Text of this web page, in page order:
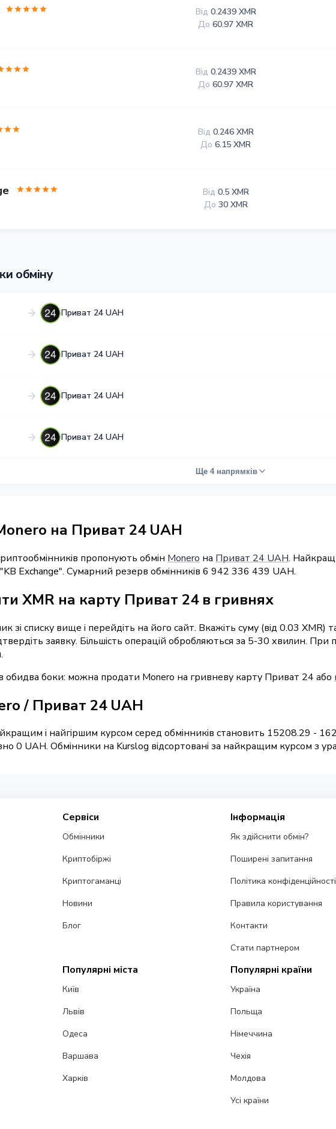
Від 0.2439 XMR
До 60.97 XMR
Від 0.2439 XMR
До 60.97 XMR
Від 0.246 XMR
До 6.15 XMR
Від 0.5 XMR
До 30 XMR
обміну
Приват 24 UAH
Приват 24 UAH
Приват 24 UAH
Приват 24 UAH
Ще 4 напрямків
на Приват 24 UAH
пропонують обмін Monero на Приват 24 UAH.
Exchange". Сумарний резерв обмінників 6 942 336 439 UAH.
XMR на карту Приват 24 в гривнях
зі списку вище і перейдіть на його сайт. Вкажіть суму (від 0.03
заявку. Більшість операцій обробляються за 5-30 хвилин.
обидва боки: можна продати Monero на гривневу карту Приват 24 або
/ Приват 24 UAH
і найгіршим курсом серед обмінників становить 15208.29 -
0 UAH. Обмінники на Kurslog відсортовані за найкращим курсом з
Сервіси
Обмінники
Криптобіржі
Криптогаманці
Новини
Блог
Інформація
Як здійснити обмін?
Поширені запитання
Політика конфіденційності
Правила користування
Контакти
Стати партнером
Популярні міста
Київ
Львів
Одеса
Варшава
Харків
Популярні країни
Україна
Польща
Німеччина
Чехія
Молдова
Усі країни